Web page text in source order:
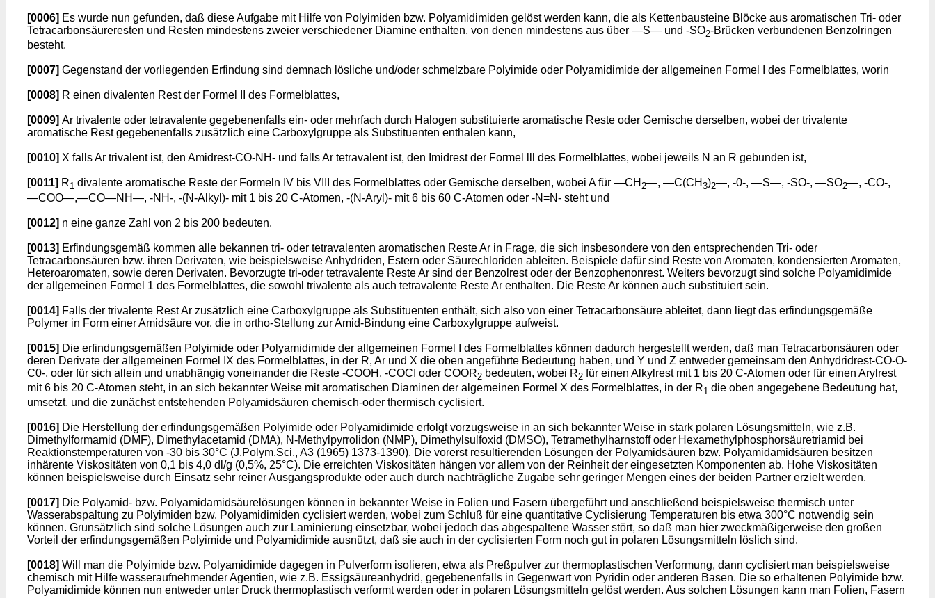
[0006] Es wurde nun gefunden, daß diese Aufgabe mit Hilfe von Polyimiden bzw. Polyamidimiden gelöst werden kann, die als Kettenbausteine Blöcke aus aromatischen Tri- oder
Tetracarbonsäureresten und Resten mindestens zweier verschiedener Diamine enthalten, von denen mindestens aus über ―S― und -SO2-Brücken verbundenen Benzolringen
besteht.
[0007] Gegenstand der vorliegenden Erfindung sind demnach lösliche und/oder schmelzbare Polyimide oder Polyamidimide der allgemeinen Formel I des Formelblattes, worin
[0008] R einen divalenten Rest der Formel II des Formelblattes,
[0009] Ar trivalente oder tetravalente gegebenenfalls ein- oder mehrfach durch Halogen substituierte aromatische Reste oder Gemische derselben, wobei der trivalente
aromatische Rest gegebenenfalls zusätzlich eine Carboxylgruppe als Substituenten enthalen kann,
[0010] X falls Ar trivalent ist, den Amidrest-CO-NH- und falls Ar tetravalent ist, den Imidrest der Formel lll des Formelblattes, wobei jeweils N an R gebunden ist,
[0011] R1 divalente aromatische Reste der Formeln IV bis VIII des Formelblattes oder Gemische derselben, wobei A für ―CH 2―, ―C(CH 3)2―, -0-, ―S―, -SO-, ―SO2―, -CO-,
―COO―,―CO―NH―, -NH-, -(N-Alkyl)- mit 1 bis 20 C-Atomen, -(N-Aryl)- mit 6 bis 60 C-Atomen oder -N=N- steht und
[0012] n eine ganze Zahl von 2 bis 200 bedeuten.
[0013] Erfindungsgemäß kommen alle bekannen tri- oder tetravalenten aromatischen Reste Ar in Frage, die sich insbesondere von den entsprechenden Tri- oder
Tetracarbonsäuren bzw. ihren Derivaten, wie beispielsweise Anhydriden, Estern oder Säurechloriden ableiten. Beispiele dafür sind Reste von Aromaten, kondensierten Aromaten,
Heteroaromaten, sowie deren Derivaten. Bevorzugte tri-oder tetravalente Reste Ar sind der Benzolrest oder der Benzophenonrest. Weiters bevorzugt sind solche Polyamidimide
der allgemeinen Formel 1 des Formelblattes, die sowohl trivalente als auch tetravalente Reste Ar enthalten. Die Reste Ar können auch substituiert sein.
[0014] Falls der trivalente Rest Ar zusätzlich eine Carboxylgruppe als Substituenten enthält, sich also von einer Tetracarbonsäure ableitet, dann liegt das erfindungsgemäße
Polymer in Form einer Amidsäure vor, die in ortho-Stellung zur Amid-Bindung eine Carboxylgruppe aufweist.
[0015] Die erfindungsgemäßen Polyimide oder Polyamidimide der allgemeinen Formel I des Formelblattes können dadurch hergestellt werden, daß man Tetracarbonsäuren oder
deren Derivate der allgemeinen Formel IX des Formelblattes, in der R, Ar und X die oben angeführte Bedeutung haben, und Y und Z entweder gemeinsam den Anhydridrest-CO-O-
C0-, oder für sich allein und unabhängig voneinander die Reste -COOH, -COCI oder COOR2 bedeuten, wobei R2 für einen Alkylrest mit 1 bis 20 C-Atomen oder für einen Arylrest
mit 6 bis 20 C-Atomen steht, in an sich bekannter Weise mit aromatischen Diaminen der algemeinen Formel X des Formelblattes, in der R1 die oben angegebene Bedeutung hat,
umsetzt, und die zunächst entstehenden Polyamidsäuren chemisch-oder thermisch cyclisiert.
[0016] Die Herstellung der erfindungsgemäßen Polyimide oder Polyamidimide erfolgt vorzugsweise in an sich bekannter Weise in stark polaren Lösungsmitteln, wie z.B.
Dimethylformamid (DMF), Dimethylacetamid (DMA), N-Methylpyrrolidon (NMP), Dimethylsulfoxid (DMSO), Tetramethylharnstoff oder Hexamethylphosphorsäuretriamid bei
Reaktionstemperaturen von -30 bis 30°C (J.Polym.Sci., A3 (1965) 1373-1390). Die vorerst resultierenden Lösungen der Polyamidsäuren bzw. Polyamidamidsäuren besitzen
inhärente Viskositäten von 0,1 bis 4,0 dl/g (0,5%, 25°C). Die erreichten Viskositäten hängen vor allem von der Reinheit der eingesetzten Komponenten ab. Hohe Viskositäten
können beispielsweise durch Einsatz sehr reiner Ausgangsprodukte oder auch durch nachträgliche Zugabe sehr geringer Mengen eines der beiden Partner erzielt werden.
[0017] Die Polyamid- bzw. Polyamidamidsäurelösungen können in bekannter Weise in Folien und Fasern übergeführt und anschließend beispielsweise thermisch unter
Wasserabspaltung zu Polyimiden bzw. Polyamidimiden cyclisiert werden, wobei zum Schluß für eine quantitative Cyclisierung Temperaturen bis etwa 300°C notwendig sein
können. Grunsätzlich sind solche Lösungen auch zur Laminierung einsetzbar, wobei jedoch das abgespaltene Wasser stört, so daß man hier zweckmäßigerweise den großen
Vorteil der erfindungsgemäßen Polyimide und Polyamidimide ausnützt, daß sie auch in der cyclisierten Form noch gut in polaren Lösungsmitteln löslich sind.
[0018] Will man die Polyimide bzw. Polyamidimide dagegen in Pulverform isolieren, etwa als Preßpulver zur thermoplastischen Verformung, dann cyclisiert man beispielsweise
chemisch mit Hilfe wasseraufnehmender Agentien, wie z.B. Essigsäureanhydrid, gegebenenfalls in Gegenwart von Pyridin oder anderen Basen. Die so erhaltenen Polyimide bzw.
Polyamidimide können nun entweder unter Druck thermoplastisch verformt werden oder in polaren Lösungsmitteln gelöst werden. Aus solchen Lösungen kann man Folien, Fasern